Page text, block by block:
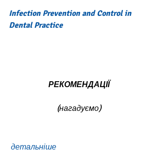
Infection Prevention and Control in
Dental Practice
РЕКОМЕНДАЦІЇ
(нагадуємо)
детальніше